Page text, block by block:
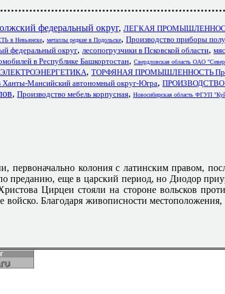
федеральный округ, ЛЕГКАЯ
Невьянске, металлы редкие в Подольске, Производство приборы
округ, лесопогрузчики в Псковской области,
в Республике Башкортостан, Свердловская область ОАО
ЭЛЕКТРОЭНЕРГЕТИКА, ТОРФЯНАЯ ПРОМЫШЛЕННОСТЬ
Мансийский автономный округ-Югра,
, Производство мебель корпусная, Новосибирская область ФГУП
колония с латинским правом,
еще в царский период, но Диодор
Цирцеи стояли на стороне вольсков
войско. Благодаря живописности